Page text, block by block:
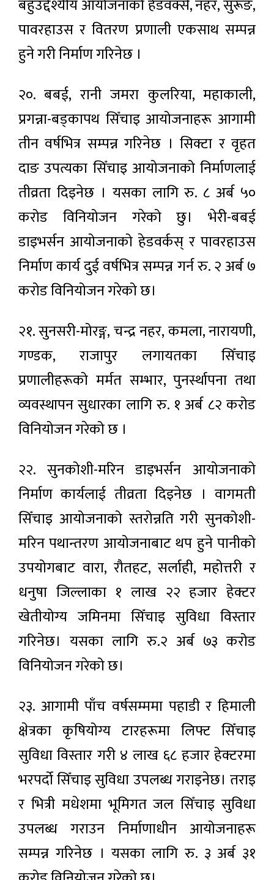
बहुउद्देश्यीय आयोजनाको हेडवर्क्स, नहर, सुरूङ,
पावरहाउस र वितरण प्रणाली एकसाथ सम्पन्न
हुने गरी निर्माण गरिनेछ ।
२०. बबई, रानी जमरा कुलरिया, महाकाली,
प्रगन्ना-बड्कापथ सिँचाइ आयोजनाहरू आगामी
तीन वर्षभित्र सम्पन्न गरिनेछ । सिक्टा र वृहत
दाङ उपत्यका सिँचाइ आयोजनाको निर्माणलाई
तीव्रता दिइनेछ । यसका लागि रु. ८ अर्ब ५०
करोड विनियोजन गरेको छु। भेरी-बबई
डाइभर्सन आयोजनाको हेडवर्कस् र पावरहाउस
निर्माण कार्य दुई वर्षभित्र सम्पन्न गर्न रु. २ अर्ब ७
करोड विनियोजन गरेको छ।
२१. सुनसरी-मोरङ्ग, चन्द्र नहर, कमला, नारायणी,
गण्डक, राजापुर लगायतका सिँचाइ
प्रणालीहरूको मर्मत सम्भार, पुनर्स्थापना तथा
व्यवस्थापन सुधारका लागि रु. १ अर्ब ८२ करोड
विनियोजन गरेको छ ।
२२. सुनकोशी-मरिन डाइभर्सन आयोजनाको
निर्माण कार्यलाई तीव्रता दिइनेछ । वागमती
सिँचाइ आयोजनाको स्तरोन्नति गरी सुनकोशी-
मरिन पथान्तरण आयोजनाबाट थप हुने पानीको
उपयोगबाट वारा, रौतहट, सर्लाही, महोत्तरी र
धनुषा जिल्लाका १ लाख २२ हजार हेक्टर
खेतीयोग्य जमिनमा सिँचाइ सुविधा विस्तार
गरिनेछ। यसका लागि रु.२ अर्ब ७३ करोड
विनियोजन गरेको छ।
२३. आगामी पाँच वर्षसम्ममा पहाडी र हिमाली
क्षेत्रका कृषियोग्य टारहरूमा लिफ्ट सिँचाइ
सुविधा विस्तार गरी ४ लाख ६८ हजार हेक्टरमा
भरपर्दो सिँचाइ सुविधा उपलब्ध गराइनेछ। तराइ
र भित्री मधेशमा भूमिगत जल सिँचाइ सुविधा
उपलब्ध गराउन निर्माणाधीन आयोजनाहरू
सम्पन्न गरिनेछ । यसका लागि रु. ३ अर्ब ३१